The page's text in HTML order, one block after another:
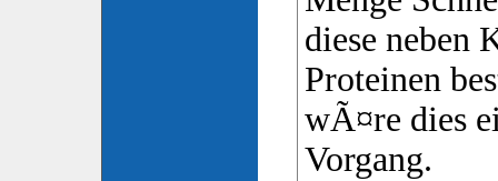
diese neben
Proteinen
wÃ¤re dies
Vorgang.